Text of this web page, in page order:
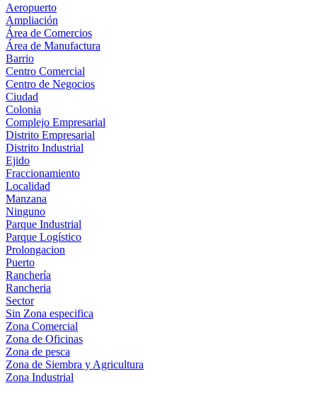
Aeropuerto
Ampliación
Área de Comercios
Área de Manufactura
Barrio
Centro Comercial
Centro de Negocios
Ciudad
Colonia
Complejo Empresarial
Distrito Empresarial
Distrito Industrial
Ejido
Fraccionamiento
Localidad
Manzana
Ninguno
Parque Industrial
Parque Logístico
Prolongacion
Puerto
Ranchería
Rancheria
Sector
Sin Zona especifica
Zona Comercial
Zona de Oficinas
Zona de pesca
Zona de Siembra y Agricultura
Zona Industrial